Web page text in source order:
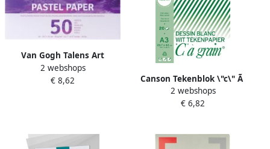
Van Gogh Talens Art
Creation pastelpapier 90 g
ft 21 x 29 7 cm A4 blok van
2 webshops
€ 8,62
Canson Tekenblok \"c\" Ã
grainÂ® 125 g mÂ² ft 29 7 x
42 cm(a3 )
2 webshops
€ 6,82